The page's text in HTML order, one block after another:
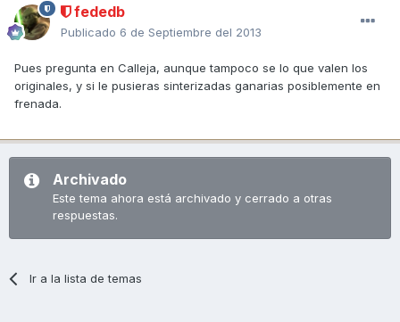
fededb
Publicado 6 de Septiembre del 2013
Pues pregunta en Calleja, aunque tampoco se lo que valen los
originales, y si le pusieras sinterizadas ganarias posiblemente en
frenada.
Archivado
Este tema ahora está archivado y cerrado a otras
respuestas.
Ir a la lista de temas